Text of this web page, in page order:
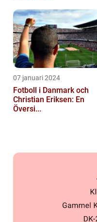
07 januari 2024
Fotboll i Danmark och
Christian Eriksen: En
Översi...